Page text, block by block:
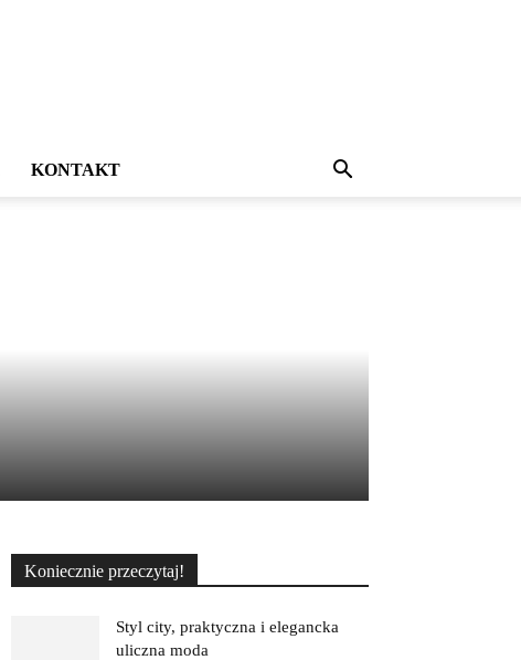
KONTAKT
Koniecznie przeczytaj!
Styl city, praktyczna i elegancka
uliczna moda